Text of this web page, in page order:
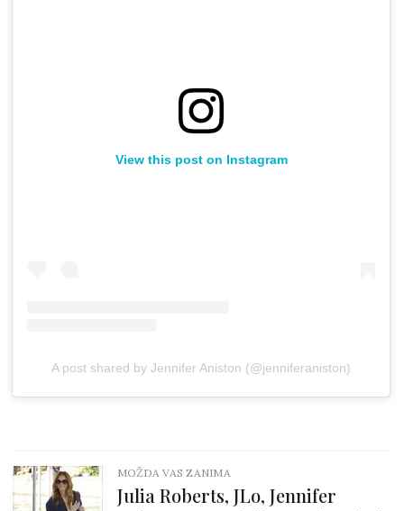
View this post on Instagram
A post shared by Jennifer Aniston (@jenniferaniston)
MOŽDA VAS ZANIMA
Julia Roberts, JLo, Jennifer